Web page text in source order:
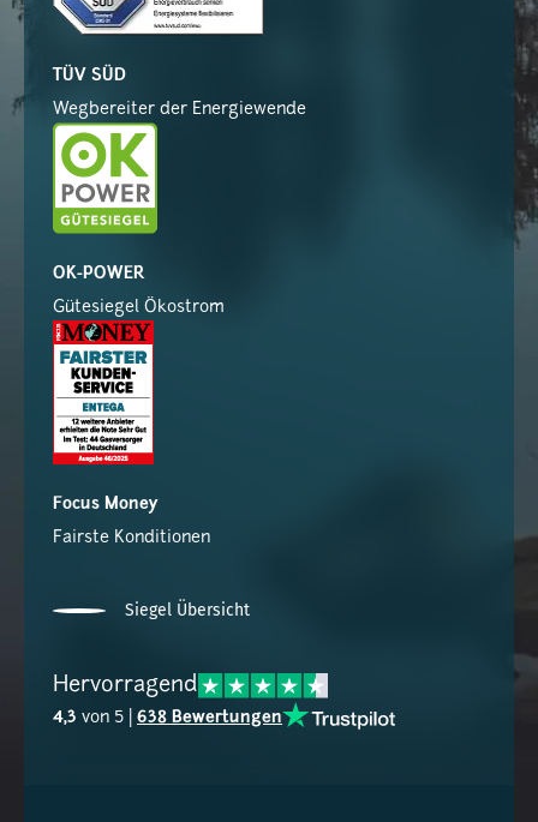
TÜV SÜD
Wegbereiter der Energiewende
OK-POWER
Gütesiegel Ökostrom
Focus Money
Fairste Konditionen
Siegel Übersicht
Hervorragend
4,3 von 5 | 638 Bewertungen